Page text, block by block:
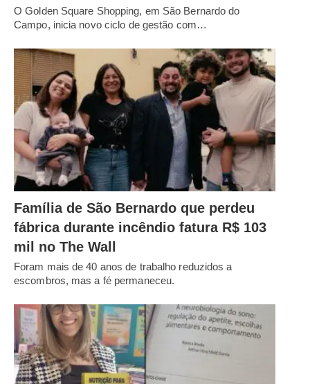
O Golden Square Shopping, em São Bernardo do
Campo, inicia novo ciclo de gestão com…
Família de São Bernardo que perdeu
fábrica durante incêndio fatura R$ 103
mil no The Wall
Foram mais de 40 anos de trabalho reduzidos a
escombros, mas a fé permaneceu.